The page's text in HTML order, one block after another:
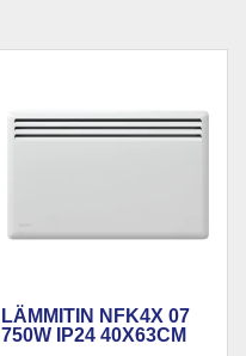
LÄMMITIN NFK4X 07
750W IP24 40X63CM